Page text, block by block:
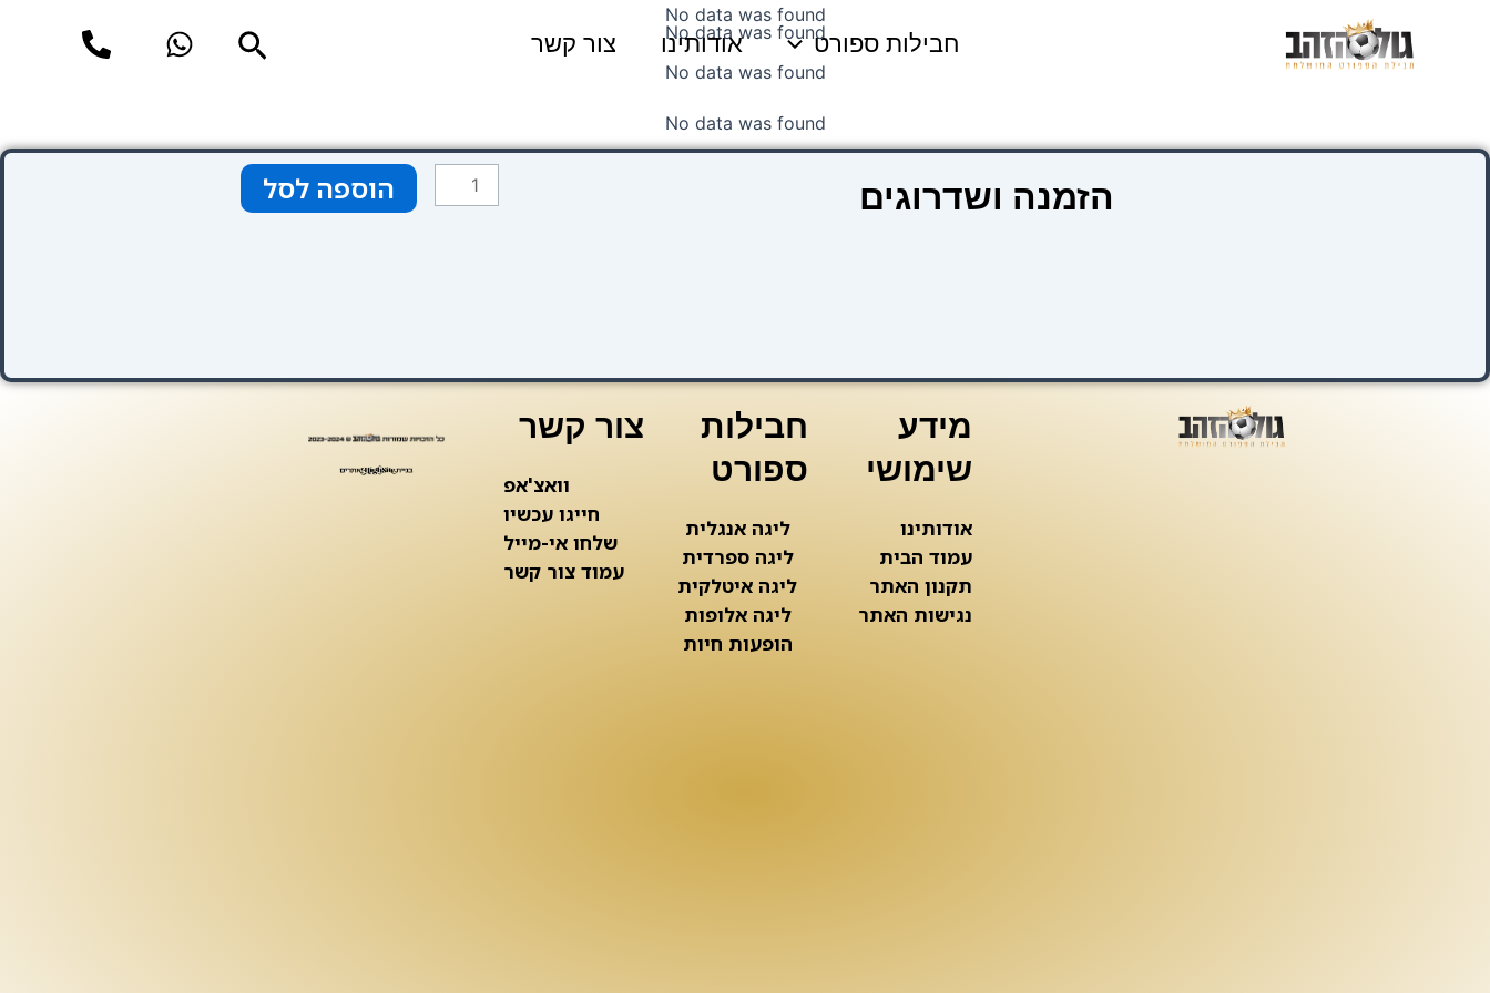
חבילות ספורט אודותינו צור קשר חיפוש
No data was found
No data was found
No data was found
No data was found
הזמנה ושדרוגים
כמות
של
הוספה לסל
מידע
שימושי
אודותינו
עמוד הבית
תקנון האתר
נגישות האתר
חבילות
ספורט
ליגה אנגלית
ליגה ספרדית
ליגה איטלקית
ליגה אלופות
הופעות חיות
צור קשר
וואצ'אפ
חייגו עכשיו
שלחו אי-מייל
עמוד צור קשר